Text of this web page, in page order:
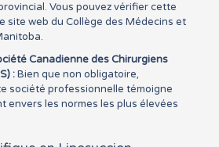
Vous pouvez vérifier cette
site web du Collège des Médecins et
Canadienne des Chirurgiens
:Bien que non obligatoire,
société professionnelle témoigne
envers les normes les plus élevées